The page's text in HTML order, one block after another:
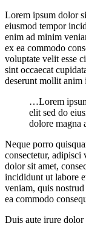
Lorem ipsum dolor
eiusmod tempor
enim ad minim
ex ea commodo
voluptate velit esse
sint occaecat
deserunt mollit anim
…Lorem
elit sed do
dolore magna
Neque porro
consectetur,
dolor sit amet,
incididunt ut labore
veniam, quis
ea commodo
Duis aute irure